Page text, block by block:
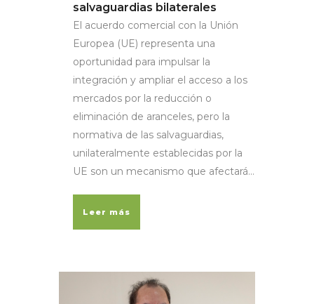
salvaguardias bilaterales
El acuerdo comercial con la Unión
Europea (UE) representa una
oportunidad para impulsar la
integración y ampliar el acceso a los
mercados por la reducción o
eliminación de aranceles, pero la
normativa de las salvaguardias,
unilateralmente establecidas por la
UE son un mecanismo que afectará...
Leer más